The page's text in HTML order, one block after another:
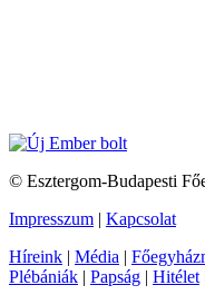
© Esztergom-Budapesti
Impresszum | Kapcsolat
Híreink | Média |
Plébániák | Papság | Hitélet